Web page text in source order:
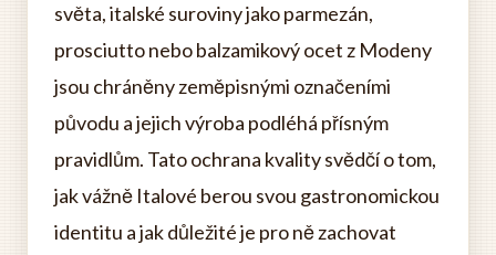
světa, italské suroviny jako parmezán,
prosciutto nebo balzamikový ocet z Modeny
jsou chráněny zeměpisnými označeními
původu a jejich výroba podléhá přísným
pravidlům. Tato ochrana kvality svědčí o tom,
jak vážně Italové berou svou gastronomickou
identitu a jak důležité je pro ně zachovat